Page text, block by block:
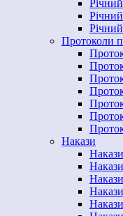
Протоколи
Накази